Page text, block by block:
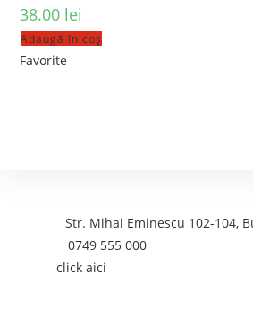
38.00 lei
Adaugă în coș
Favorite
Adresa:Str. Mihai Eminescu 102-104,
Telefon:0749 555 000
Email:click aici